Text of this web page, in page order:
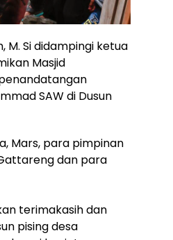
M. Si didampingi ketua
Masjid
SAW di Dusun
Mars, para pimpinan
dan para
terimakasih dan
pising desa